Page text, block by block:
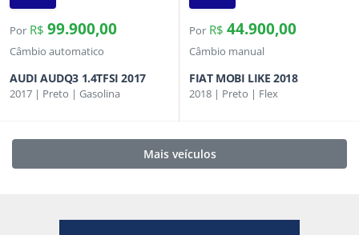
Por R$ 99.900,00
Câmbio automatico
AUDI AUDQ3 1.4TFSI 2017
2017 | Preto | Gasolina
Por R$ 44.900,00
Câmbio manual
FIAT MOBI LIKE 2018
2018 | Preto | Flex
Mais veículos